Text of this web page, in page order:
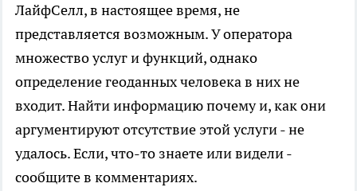
ЛайфСелл, в настоящее время, не
представляется возможным. У оператора
множество услуг и функций, однако
определение геоданных человека в них не
входит. Найти информацию почему и, как они
аргументируют отсутствие этой услуги - не
удалось. Если, что-то знаете или видели -
сообщите в комментариях.